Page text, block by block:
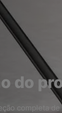
do
completa